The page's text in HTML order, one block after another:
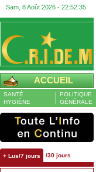
Sam, 8 Août 2026 - 22:52:36
ACCUEIL
SANTÉ
HYGIÈNE
POLITIQUE
GÉNÉRALE
+ Lus/7 jours /30 jours